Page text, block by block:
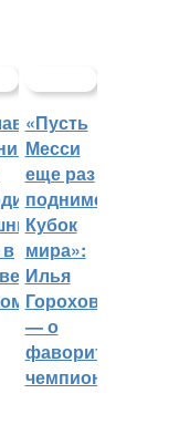
«Пусть
Месси
еще раз
поднимет
Кубок
мира»:
Илья
Горохов
— о
фаворитах
чемпионата